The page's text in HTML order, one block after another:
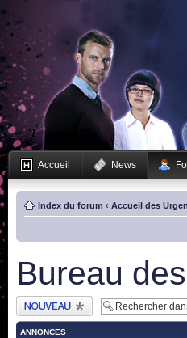
Accueil News
Index du forum ‹ Accueil des
Bureau
Publier un nouveau
sujet
ANNONCES